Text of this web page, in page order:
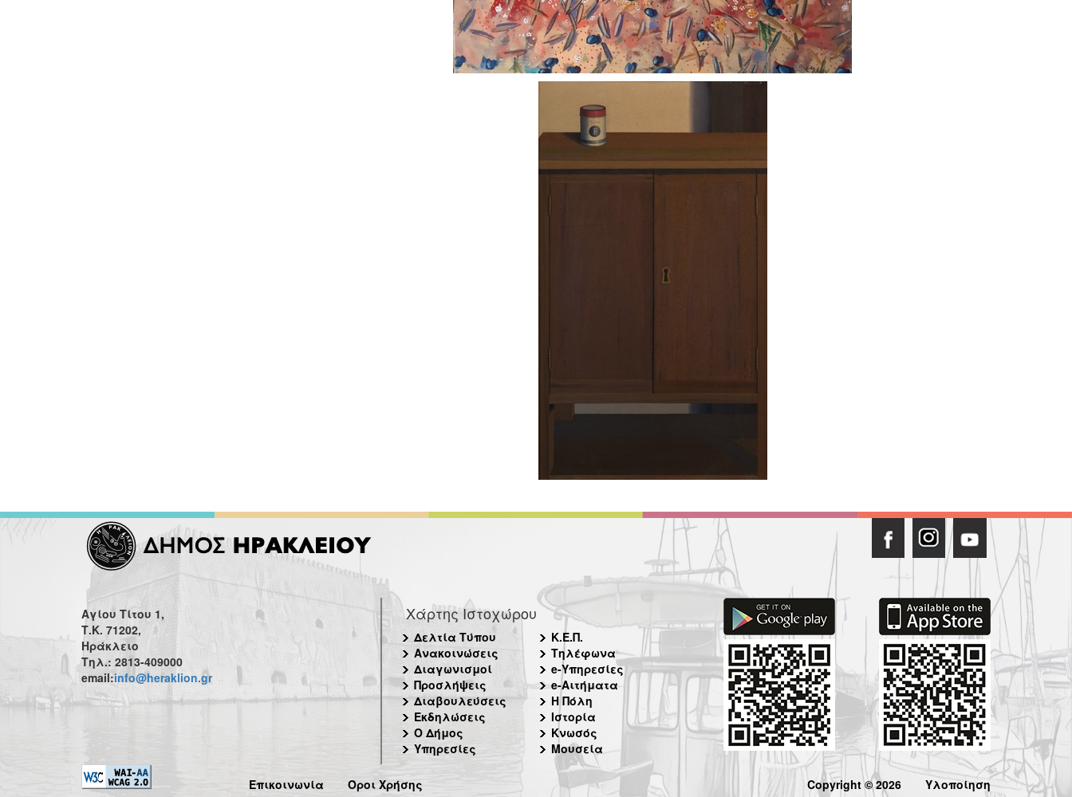
Αγίου Τίτου 1,
Τ.Κ. 71202,
Ηράκλειο
Τηλ.: 2813-409000
email:info@heraklion.gr
Χάρτης Ιστοχώρου
Δελτία Τύπου
Ανακοινώσεις
Διαγωνισμοί
Προσλήψεις
Διαβουλεύσεις
Εκδηλώσεις
Ο Δήμος
Υπηρεσίες
Κ.Ε.Π.
Τηλέφωνα
e-Υπηρεσίες
e-Αιτήματα
Η Πόλη
Ιστορία
Κνωσός
Μουσεία
Επικοινωνία Όροι Χρήσης Copyright © 2026 Υλοποίηση